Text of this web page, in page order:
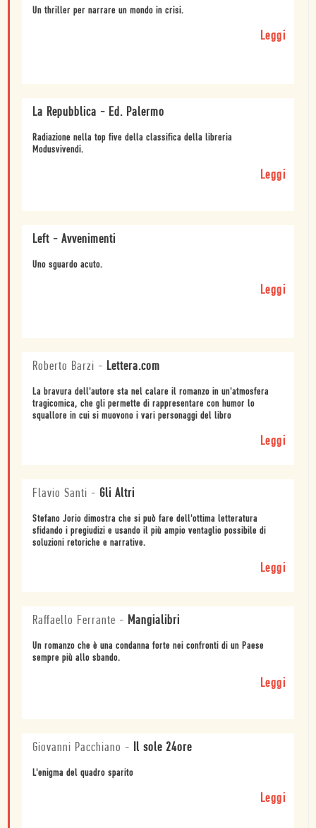
Un thriller per narrare un mondo in crisi.
Leggi
La Repubblica - Ed. Palermo
Radiazione nella top five della classifica della libreria
Modusvivendi.
Leggi
Left - Avvenimenti
Uno sguardo acuto.
Leggi
Roberto Barzi - Lettera.com
La bravura dell'autore sta nel calare il romanzo in un'atmosfera
tragicomica, che gli permette di rappresentare con humor lo
squallore in cui si muovono i vari personaggi del libro
Leggi
Flavio Santi - Gli Altri
Stefano Jorio dimostra che si può fare dell'ottima letteratura
sfidando i pregiudizi e usando il più ampio ventaglio possibile di
soluzioni retoriche e narrative.
Leggi
Raffaello Ferrante - Mangialibri
Un romanzo che è una condanna forte nei confronti di un Paese
sempre più allo sbando.
Leggi
Giovanni Pacchiano - Il sole 24ore
L'enigma del quadro sparito
Leggi